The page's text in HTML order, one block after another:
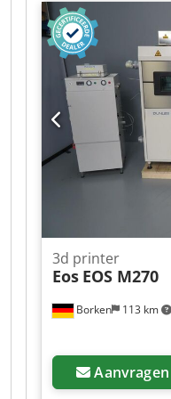
staal, kobalt-
aluminium,
Dkodpfx Amozh
Lasertype: YLR-
mm Gewicht: 40
golflengtebereik:
vermogen, max.
100 %
gebruikt
en fouten in de
voorbehouden!)
beantwoorden wij
Borken 113 km
3d printer
Eos EOS M270
Aanvragen